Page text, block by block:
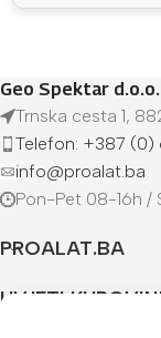
Geo Spektar
Trnska cesta 1,
Telefon: +387 (0)
info@proalat.ba
Pon-Pet 08-16h /
PROALAT.BA
UVJETI